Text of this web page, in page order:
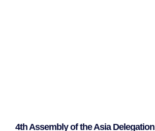
4th Assembly of the Asia